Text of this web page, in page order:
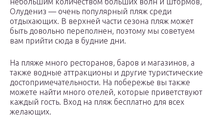
Олудениз — очень популярный пляж среди
отдыхающих. В верхней части сезона пляж может
быть довольно переполнен, поэтому мы советуем
вам прийти сюда в будние дни.
На пляже много ресторанов, баров и магазинов, а
также водные аттракционы и другие туристические
достопримечательности. На побережье вы также
можете найти много отелей, которые приветствуют
каждый гость. Вход на пляж бесплатно для всех
желающих.